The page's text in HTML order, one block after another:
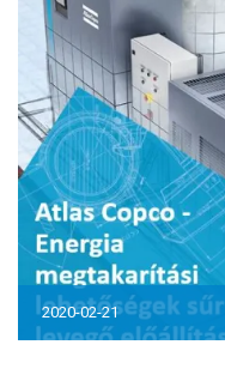
2020-02-21